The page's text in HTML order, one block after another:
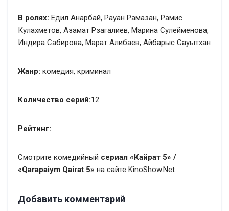
В ролях: Едил Анарбай, Рауан Рамазан, Рамис
Кулахметов, Азамат Рзагалиев, Марина Сулейменова,
Индира Сабирова, Марат Алибаев, Айбарыс Сауытхан
Жанр: комедия, криминал
Количество серий:12
Рейтинг:
Смотрите комедийный сериал «Кайрат 5» /
«Qarapaiym Qairat 5» на сайте KinoShow.Net
Добавить комментарий